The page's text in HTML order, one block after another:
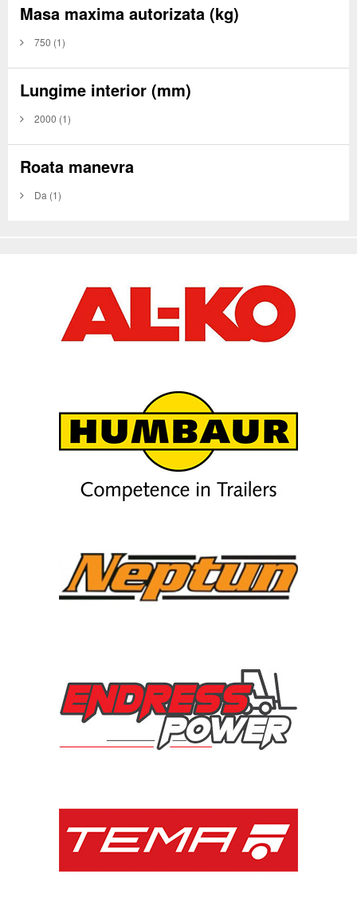
Masa maxima autorizata (kg)
750 (1)
Lungime interior (mm)
2000 (1)
Roata manevra
Da (1)